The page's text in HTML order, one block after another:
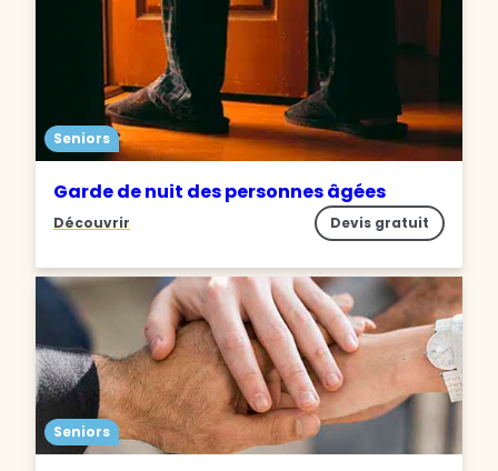
Seniors
Garde de nuit des personnes âgées
Découvrir Devis gratuit
Seniors